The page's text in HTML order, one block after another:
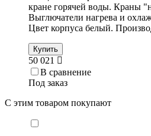
кране горячей воды. Краны
Выглючатели нагрева и
Цвет корпуса белый.
Купить
50 021
В сравнение
Под заказ
С этим товаром покупают